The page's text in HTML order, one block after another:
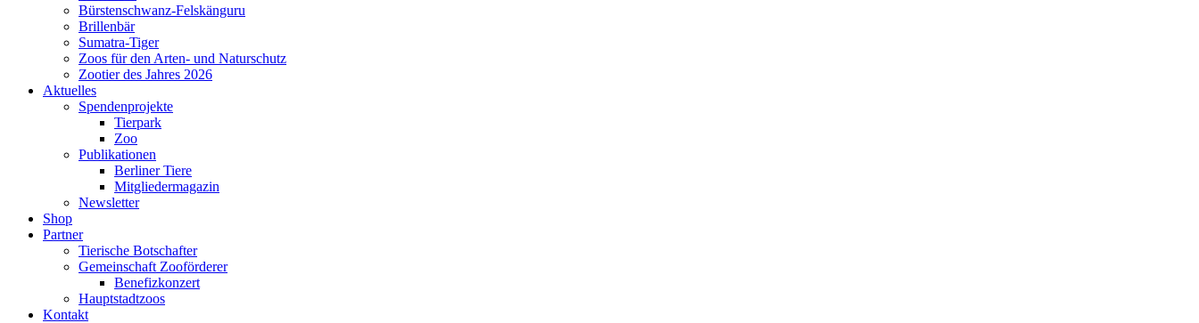
Bürstenschwanz-Felskänguru
Brillenbär
Sumatra-Tiger
Zoos für den Arten- und Naturschutz
Zootier des Jahres 2026
Aktuelles
Spendenprojekte
Tierpark
Zoo
Publikationen
Berliner Tiere
Mitgliedermagazin
Newsletter
Shop
Partner
Tierische Botschafter
Gemeinschaft Zooförderer
Benefizkonzert
Hauptstadtzoos
Kontakt